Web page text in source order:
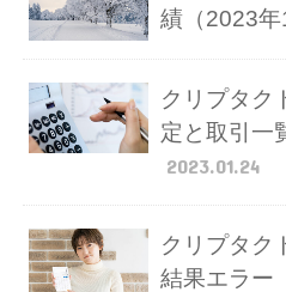
績（2023年
クリプタク
定と取引一
2023.01.24
クリプタク
結果エラー